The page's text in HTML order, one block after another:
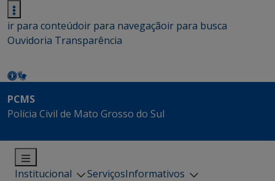
ir para conteúdoir para navegaçãoir para busca
Ouvidoria Transparência
PCMS
Polícia Civil de Mato Grosso do Sul
Institucional ServiçosInformativos